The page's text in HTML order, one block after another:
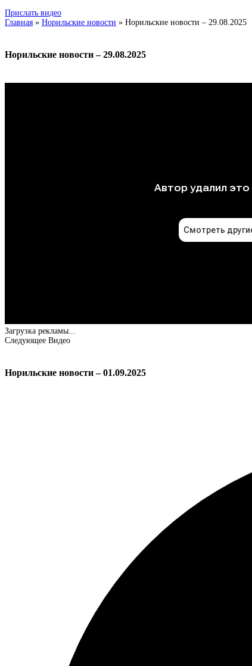
Прислать видео
Главная » Норильские новости » Норильские новости – 29.08.2025
Норильские новости – 29.08.2025
Загрузка рекламы...
Следующее Видео
Норильские новости – 01.09.2025